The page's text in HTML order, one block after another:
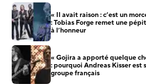
« Il avait raison : c’est un
: Tobias Forge remet une
à l’honneur
« Gojira a apporté quelque
: pourquoi Andreas Kisser
groupe français